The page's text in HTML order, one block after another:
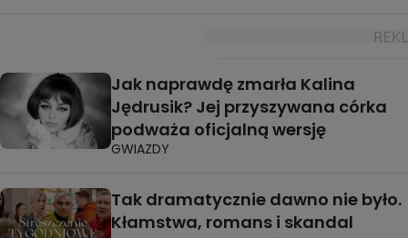
Jak naprawdę zmarła Kalina
Jędrusik? Jej przyszywana córka
podważa oficjalną wersję
GWIAZDY
Tak dramatycznie dawno nie było.
Kłamstwa, romans i skandal